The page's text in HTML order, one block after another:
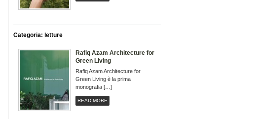
Categoria: letture
Rafiq Azam Architecture for
Green Living
Rafiq Azam Architecture for
Green Living è la prima
monografia […]
READ MORE